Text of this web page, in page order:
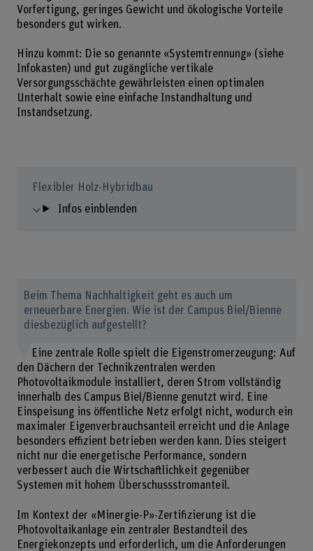
Vorfertigung, geringes Gewicht und ökologische Vorteile
besonders gut wirken.
Hinzu kommt: Die so genannte «Systemtrennung» (siehe
Infokasten) und gut zugängliche vertikale
Versorgungsschächte gewährleisten einen optimalen
Unterhalt sowie eine einfache Instandhaltung und
Instandsetzung.
Flexibler Holz-Hybridbau
Infos einblenden
Beim Thema Nachhaltigkeit geht es auch um
erneuerbare Energien. Wie ist der Campus Biel/Bienne
diesbezüglich aufgestellt?
Eine zentrale Rolle spielt die Eigenstromerzeugung: Auf
den Dächern der Technikzentralen werden
Photovoltaikmodule installiert, deren Strom vollständig
innerhalb des Campus Biel/Bienne genutzt wird. Eine
Einspeisung ins öffentliche Netz erfolgt nicht, wodurch ein
maximaler Eigenverbrauchsanteil erreicht und die Anlage
besonders effizient betrieben werden kann. Dies steigert
nicht nur die energetische Performance, sondern
verbessert auch die Wirtschaftlichkeit gegenüber
Systemen mit hohem Überschussstromanteil.
Im Kontext der «Minergie-P»-Zertifizierung ist die
Photovoltaikanlage ein zentraler Bestandteil des
Energiekonzepts und erforderlich, um die Anforderungen